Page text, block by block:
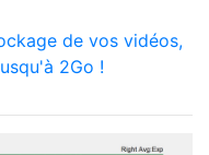
de vos vidéos,
2Go !